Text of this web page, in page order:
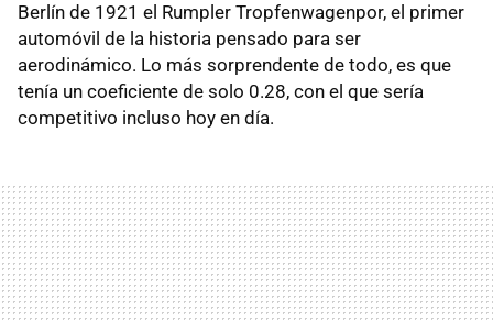
Berlín de 1921 el Rumpler Tropfenwagenpor, el primer
automóvil de la historia pensado para ser
aerodinámico. Lo más sorprendente de todo, es que
tenía un coeficiente de solo 0.28, con el que sería
competitivo incluso hoy en día.